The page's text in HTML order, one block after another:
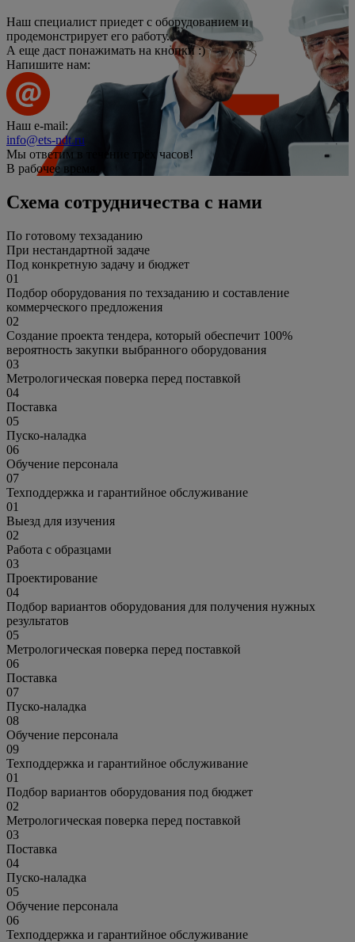
Наш специалист приедет с оборудованием и
продемонстрирует его работу.
А еще даст понажимать на кнопки :)
Напишите нам:
Наш e-mail:
info@ets-ndt.ru
Мы ответим в течение
трёх часов!
В рабочее время.
Схема сотрудничества с нами
По готовому техзаданию
При нестандартной задаче
Под конкретную задачу и бюджет
01
Подбор оборудования по техзаданию и составление
коммерческого предложения
02
Создание проекта тендера, который обеспечит 100%
вероятность закупки выбранного оборудования
03
Метрологическая поверка перед поставкой
04
Поставка
05
Пуско-наладка
06
Обучение персонала
07
Техподдержка и гарантийное обслуживание
01
Выезд для изучения
02
Работа с образцами
03
Проектирование
04
Подбор вариантов оборудования для получения нужных
результатов
05
Метрологическая поверка перед поставкой
06
Поставка
07
Пуско-наладка
08
Обучение персонала
09
Техподдержка и гарантийное обслуживание
01
Подбор вариантов оборудования под бюджет
02
Метрологическая поверка перед поставкой
03
Поставка
04
Пуско-наладка
05
Обучение персонала
06
Техподдержка и гарантийное обслуживание